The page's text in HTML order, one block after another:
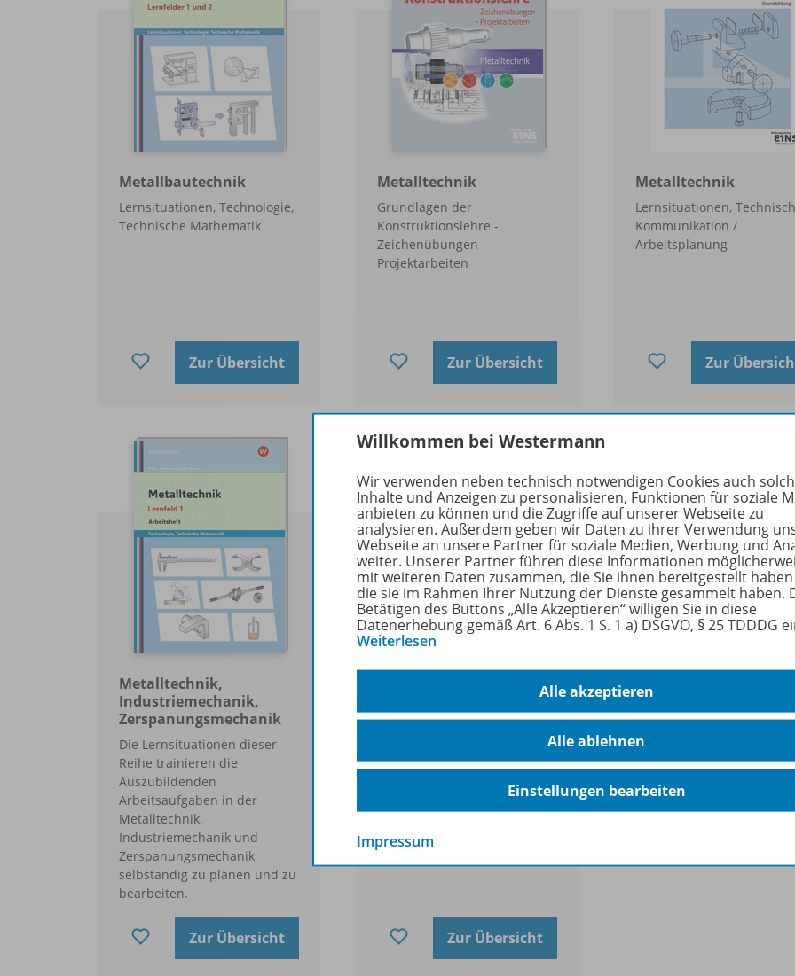
Metallbautechnik
Lernsituationen, Technologie,
Technische Mathematik
Zur Übersicht
Metalltechnik
Grundlagen der
Konstruktionslehre -
Zeichenübungen -
Projektarbeiten
Zur Übersicht
Metalltechnik
Lernsituationen,
Kommunikation /
Arbeitsplanung
Zur
Metalltechnik,
Industriemechanik,
Zerspanungsmechanik
Die Lernsituationen dieser
Reihe trainieren die
Auszubildenden
Arbeitsaufgaben in der
Metalltechnik,
Industriemechanik und
Zerspanungsmechanik
selbständig zu planen und zu
bearbeiten.
Zur Übersicht
vermittelt die Fachinhalte
Steuerungstechnik für
Metallbereich.
Zur Übersicht
Willkommen bei Westermann
Wir verwenden neben technisch notwendigen Cookies auch
Inhalte und Anzeigen zu personalisieren, Funktionen für soziale
anbieten zu können und die Zugriffe auf unserer Webseite zu
analysieren. Außerdem geben wir Daten zu ihrer Verwendung
Webseite an unsere Partner für soziale Medien, Werbung und
weiter. Unserer Partner führen diese Informationen
mit weiteren Daten zusammen, die Sie ihnen bereitgestellt
die sie im Rahmen Ihrer Nutzung der Dienste gesammelt haben.
Betätigen des Buttons „Alle Akzeptieren“ willigen Sie in diese
Datenerhebung gemäß Art. 6 Abs. 1 S. 1 a) DSGVO, § 25 TDDDG
Weiterlesen
Alle akzeptieren
Alle ablehnen
Einstellungen bearbeiten
Impressum